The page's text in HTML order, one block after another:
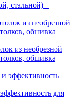
стальной) –
из необрезной
обшивка
для